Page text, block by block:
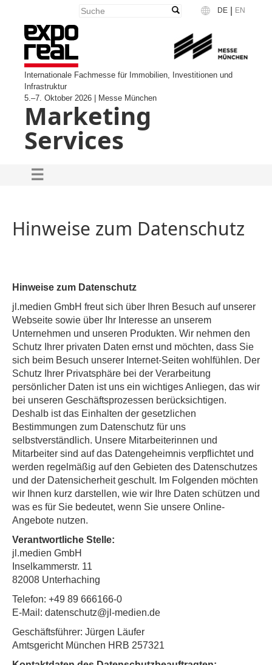
DE EN
Internationale Fachmesse für Immobilien, Investitionen und
Infrastruktur
5.–7. Oktober 2026 | Messe München
Marketing
Services
Hinweise zum Datenschutz
Hinweise zum Datenschutz
jl.medien GmbH freut sich über Ihren Besuch auf unserer
Webseite sowie über Ihr Interesse an unserem
Unternehmen und unseren Produkten. Wir nehmen den
Schutz Ihrer privaten Daten ernst und möchten, dass Sie
sich beim Besuch unserer Internet-Seiten wohlfühlen. Der
Schutz Ihrer Privatsphäre bei der Verarbeitung
persönlicher Daten ist uns ein wichtiges Anliegen, das wir
bei unseren Geschäftsprozessen berücksichtigen.
Deshalb ist das Einhalten der gesetzlichen
Bestimmungen zum Datenschutz für uns
selbstverständlich. Unsere Mitarbeiterinnen und
Mitarbeiter sind auf das Datengeheimnis verpflichtet und
werden regelmäßig auf den Gebieten des Datenschutzes
und der Datensicherheit geschult. Im Folgenden möchten
wir Ihnen kurz darstellen, wie wir Ihre Daten schützen und
was es für Sie bedeutet, wenn Sie unsere Online-
Angebote nutzen.
Verantwortliche Stelle:
jl.medien GmbH
Inselkammerstr. 11
82008 Unterhaching
Telefon: +49 89 666166-0
E-Mail: datenschutz@jl-medien.de
Geschäftsführer: Jürgen Läufer
Amtsgericht München HRB 257321